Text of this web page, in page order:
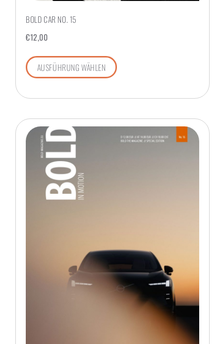
BOLD CAR NO. 15
€12,00
AUSFÜHRUNG WÄHLEN